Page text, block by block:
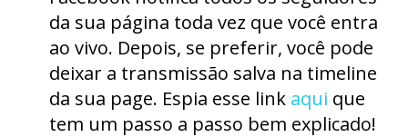
da sua página toda vez que você entra
ao vivo. Depois, se preferir, você pode
deixar a transmissão salva na timeline
da sua page. Espia esse link aqui que
tem um passo a passo bem explicado!